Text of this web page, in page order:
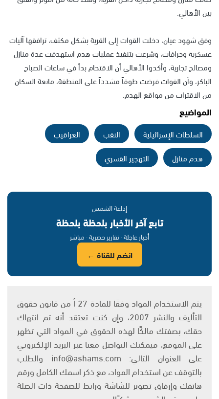
بين الأهالي.
وفق شهود عيان، دخلت القوات إلى القرية بشكل مكثف، ترافقها آليات
عسكرية وجرافات، وشرعت بتنفيذ عمليات هدم استهدفت عدة منازل
ومصالح تجارية، وأكدوا الأهالي أن الاقتحام بدأ في ساعات الصباح
الباكر، وأن القوات فرضت طوقاً مشدداً على المنطقة، مانعة السكان
من الاقتراب من مواقع الهدم.
المواضيع
السلطات الإسرائيلية النقب
العراقيب
هدم منازل
التهجير القسري
إذاعة الشمس
تابع آخر الأخبار بلحظة بلحظة
أخبار عاجلة · تقارير حصرية · مباشر
انضم للقناة ←
يتم الاستخدام المواد وفقًا للمادة 27 أ من قانون حقوق
التأليف والنشر 2007، وإن كنت تعتقد أنه تم انتهاك
حقك، بصفتك مالكًا لهذه الحقوق في المواد التي تظهر
على الموقع، فيمكنك التواصل معنا عبر البريد الإلكتروني
على العنوان التالي: info@ashams.com والطلب
بالتوقف عن استخدام المواد، مع ذكر اسمك الكامل ورقم
هاتفك وإرفاق تصوير للشاشة ورابط للصفحة ذات الصلة